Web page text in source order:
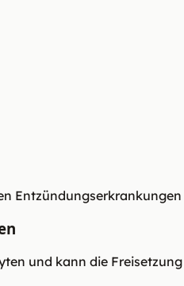
und kann die